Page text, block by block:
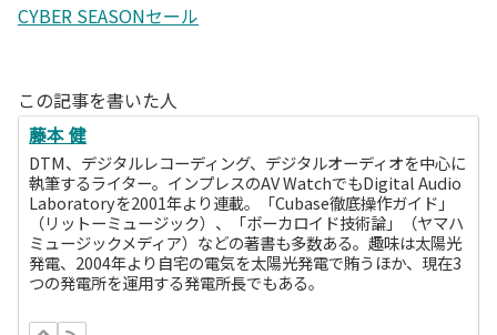
CYBER SEASONセール
この記事を書いた人
藤本 健
DTM、デジタルレコーディング、デジタルオーディオを中心に
執筆するライター。インプレスのAV WatchでもDigital Audio
Laboratoryを2001年より連載。「Cubase徹底操作ガイド」
（リットーミュージック）、「ボーカロイド技術論」（ヤマハ
ミュージックメディア）などの著書も多数ある。趣味は太陽光
発電、2004年より自宅の電気を太陽光発電で賄うほか、現在3
つの発電所を運用する発電所長でもある。